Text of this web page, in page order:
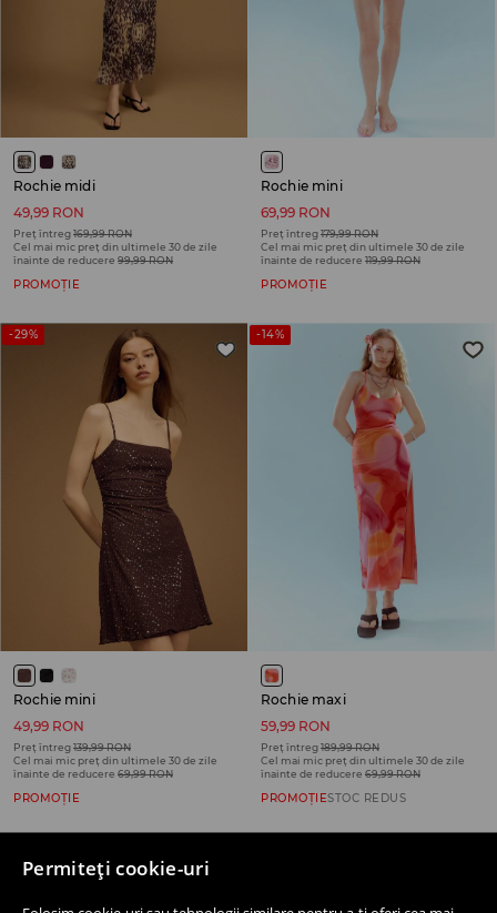
Permiteți cookie-uri
Rochie midi
49,99 RON
Preț întreg169,99 RON
Cel mai mic preț din ultimele 30 de zile
înainte de reducere 99,99 RON
PROMOȚIE
Rochie mini
69,99 RON
Preț întreg179,99 RON
Cel mai mic preț din ultimele 30 de zile
înainte de reducere 119,99 RON
PROMOȚIE
-29%
Rochie mini
49,99 RON
Preț întreg139,99 RON
Cel mai mic preț din ultimele 30 de zile
înainte de reducere 69,99 RON
PROMOȚIE
-14%
Rochie maxi
59,99 RON
Preț întreg189,99 RON
Cel mai mic preț din ultimele 30 de zile
înainte de reducere 69,99 RON
PROMOȚIESTOC REDUS